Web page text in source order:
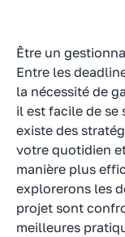
Être un
Entre les
la nécessité de
il est facile de se
existe des
votre quotidien
manière plus
explorerons les
projet sont
meilleures